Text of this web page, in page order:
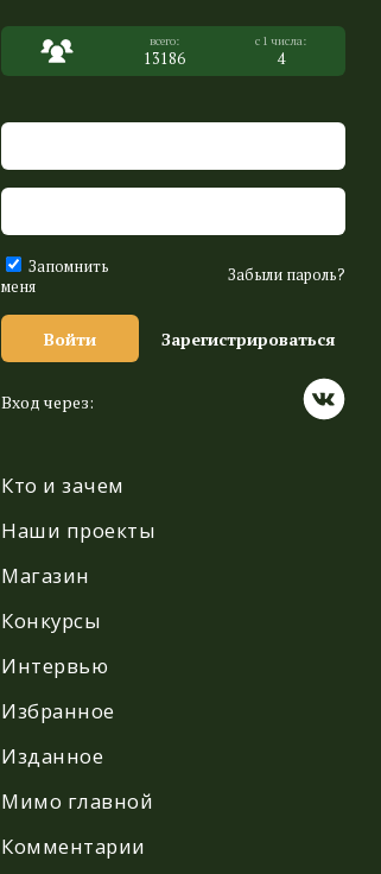
13186 4
Запомнить
меня
Забыли пароль?
Войти Зарегистрироваться
Вход через:
Кто и зачем
Наши проекты
Магазин
Конкурсы
Интервью
Избранное
Изданное
Мимо главной
Комментарии